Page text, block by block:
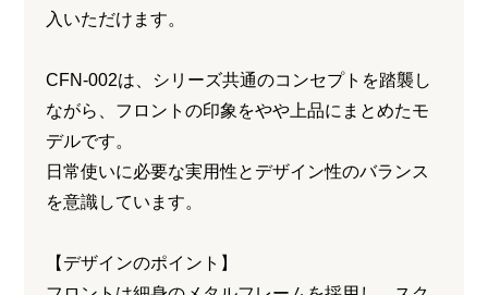
入いただけます。
CFN-002は、シリーズ共通のコンセプトを踏襲し
ながら、フロントの印象をやや上品にまとめたモ
デルです。
日常使いに必要な実用性とデザイン性のバランス
を意識しています。
【デザインのポイント】